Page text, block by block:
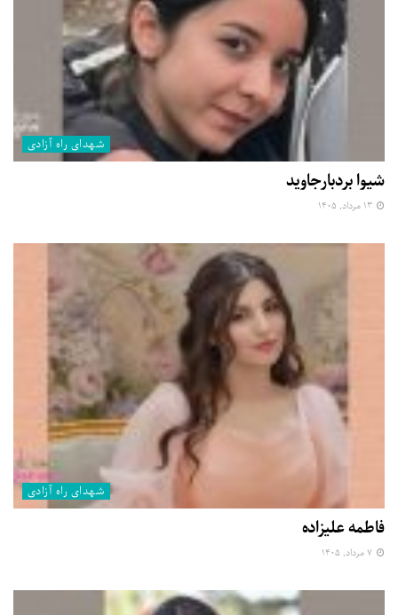
شهدای راه آزادی
شیوا بردبارجاوید
شهدای راه آزادی
فاطمه علیزاده